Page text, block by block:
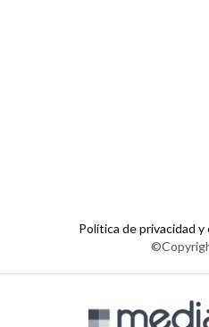
Política de privacidad y